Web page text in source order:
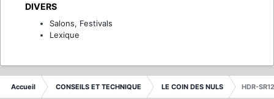
DIVERS
Salons, Festivals
Lexique
Accueil CONSEILS ET TECHNIQUE LE COIN DES NULS HDR-SR12